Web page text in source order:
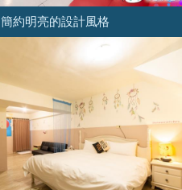
簡約明亮的設計風格